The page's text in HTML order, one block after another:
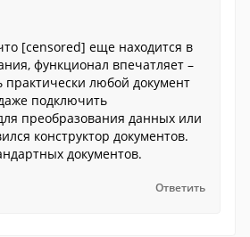
[censored] еще находится в
функционал впечатляет –
практически любой документ
подключить
преобразования данных или
конструктор документов.
документов.
Ответить